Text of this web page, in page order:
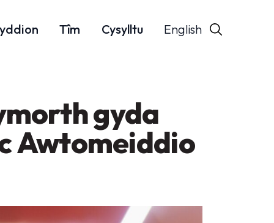
Tîm Cysylltu English
gyda
Awtomeiddio